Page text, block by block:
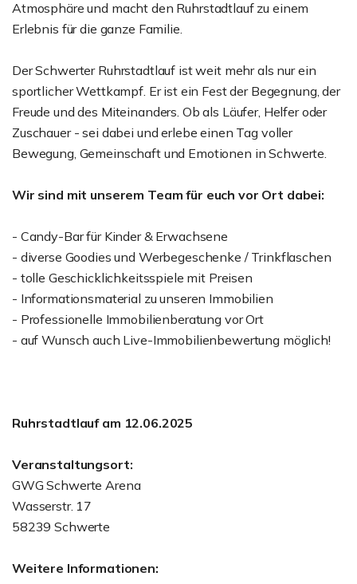
Atmosphäre und macht den Ruhrstadtlauf zu einem
Erlebnis für die ganze Familie.
Der Schwerter Ruhrstadtlauf ist weit mehr als nur ein
sportlicher Wettkampf. Er ist ein Fest der Begegnung, der
Freude und des Miteinanders. Ob als Läufer, Helfer oder
Zuschauer - sei dabei und erlebe einen Tag voller
Bewegung, Gemeinschaft und Emotionen in Schwerte.
Wir sind mit unserem Team für euch vor Ort dabei:
- Candy-Bar für Kinder & Erwachsene
- diverse Goodies und Werbegeschenke / Trinkflaschen
- tolle Geschicklichkeitsspiele mit Preisen
- Informationsmaterial zu unseren Immobilien
- Professionelle Immobilienberatung vor Ort
- auf Wunsch auch Live-Immobilienbewertung möglich!
Ruhrstadtlauf am 12.06.2025
Veranstaltungsort:
GWG Schwerte Arena
Wasserstr. 17
58239 Schwerte
Weitere Informationen: